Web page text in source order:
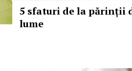
5 sfaturi de la părinții
lume